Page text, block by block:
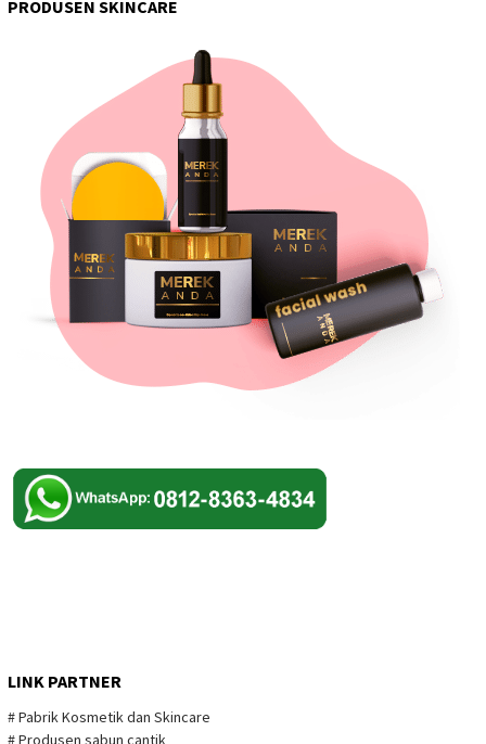
PRODUSEN SKINCARE
LINK PARTNER
# Pabrik Kosmetik dan Skincare
# Produsen sabun cantik